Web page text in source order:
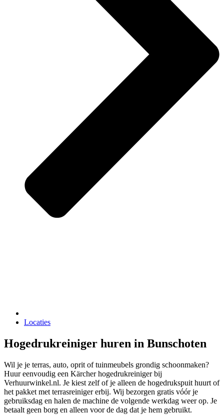
Locaties
Hogedrukreiniger huren in Bunschoten
Wil je je terras, auto, oprit of tuinmeubels grondig schoonmaken?
Huur eenvoudig een Kärcher hogedrukreiniger bij
Verhuurwinkel.nl. Je kiest zelf of je alleen de hogedrukspuit huurt of
het pakket met terrasreiniger erbij. Wij bezorgen gratis vóór je
gebruiksdag en halen de machine de volgende werkdag weer op. Je
betaalt geen borg en alleen voor de dag dat je hem gebruikt.